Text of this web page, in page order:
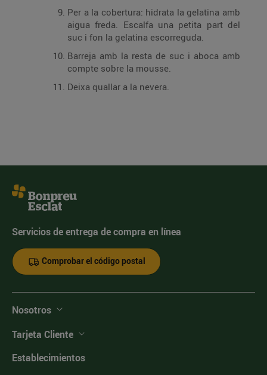
Per a la cobertura: hidrata la gelatina amb
aigua freda. Escalfa una petita part del
suc i fon la gelatina escorreguda.
Barreja amb la resta de suc i aboca amb
compte sobre la mousse.
Deixa quallar a la nevera.
Servicios de entrega de compra en línea
Comprobar el código postal
Nosotros
Tarjeta Cliente
Establecimientos